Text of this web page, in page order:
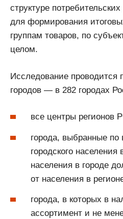
структуре
для формирования
группам товаров, по
целом.
Исследование проводится
городов — в 282 городах
все центры регионов
города, выбранные по
городского
населения в городе
от населения в
города, в которых в
ассортимент и не